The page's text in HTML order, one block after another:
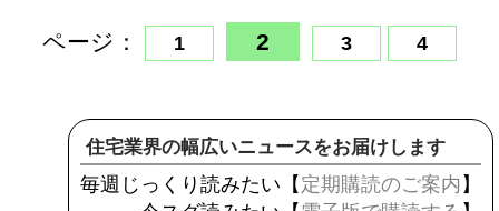
ページ： 1 2 3 4
住宅業界の幅広いニュースをお届けします
毎週じっくり読みたい【 定期購読のご案内 】